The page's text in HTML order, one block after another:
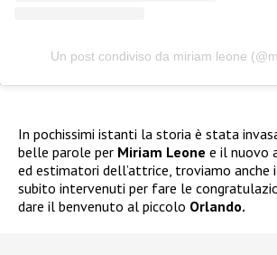
Un post condiviso da miriam leone
In pochissimi istanti la storia è stata
belle parole per Miriam Leone e il nuovo
ed estimatori dell’attrice, troviamo anche
subito intervenuti per fare le
dare il benvenuto al piccolo Orlando.